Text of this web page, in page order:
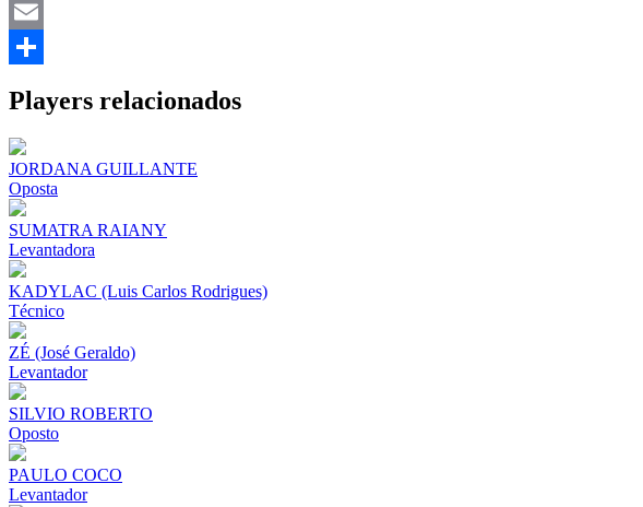
Mastodon
Email
Players relacionados
JORDANA GUILLANTE
Oposta
SUMATRA RAIANY
Levantadora
KADYLAC (Luis Carlos Rodrigues)
Técnico
ZÉ (José Geraldo)
Levantador
SILVIO ROBERTO
Oposto
PAULO COCO
Levantador